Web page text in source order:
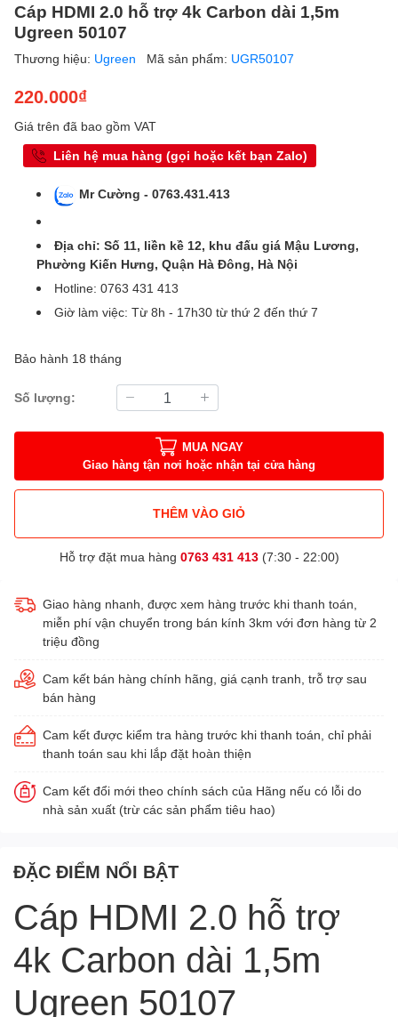
Cáp HDMI 2.0 hỗ trợ 4k Carbon dài 1,5m
Ugreen 50107
Thương hiệu: Ugreen Mã sản phẩm: UGR50107
220.000₫
Giá trên đã bao gồm VAT
Liên hệ mua hàng (gọi hoặc kết bạn Zalo)
Mr Cường - 0763.431.413
Địa chỉ: Số 11, liền kề 12, khu đấu giá Mậu Lương,
Phường Kiến Hưng, Quận Hà Đông, Hà Nội
Hotline: 0763 431 413
Giờ làm việc: Từ 8h - 17h30 từ thứ 2 đến thứ 7
Bảo hành 18 tháng
Số lượng:
MUA NGAY
Giao hàng tận nơi hoặc nhận tại cửa hàng
THÊM VÀO GIỎ
Hỗ trợ đặt mua hàng 0763 431 413(7:30 - 22:00)
Giao hàng nhanh, được xem hàng trước khi thanh toán,
miễn phí vận chuyển trong bán kính 3km với đơn hàng từ 2
triệu đồng
Cam kết bán hàng chính hãng, giá cạnh tranh, trỗ trợ sau
bán hàng
Cam kết được kiểm tra hàng trước khi thanh toán, chỉ phải
thanh toán sau khi lắp đặt hoàn thiện
Cam kết đổi mới theo chính sách của Hãng nếu có lỗi do
nhà sản xuất (trừ các sản phẩm tiêu hao)
ĐẶC ĐIỂM NỔI BẬT
Cáp HDMI 2.0 hỗ trợ
4k Carbon dài 1,5m
Ugreen 50107